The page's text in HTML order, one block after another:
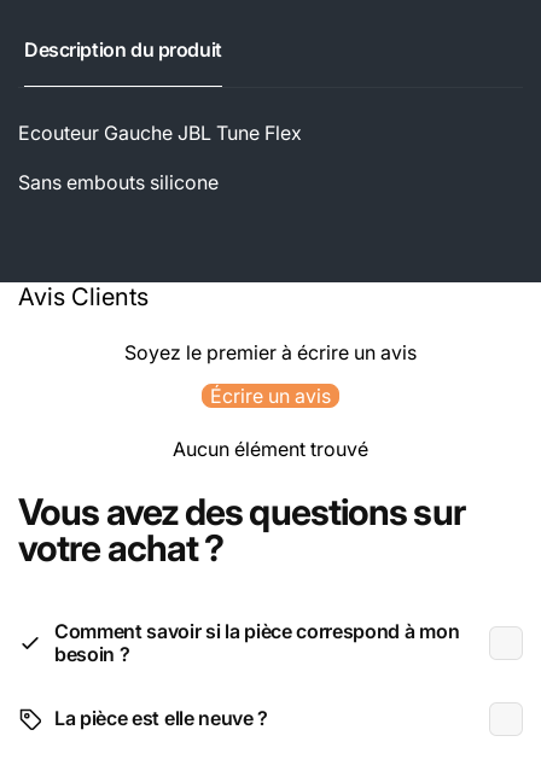
Description du produit
Ecouteur Gauche JBL Tune Flex
Sans embouts silicone
Avis Clients
Soyez le premier à écrire un avis
Écrire un avis
Aucun élément trouvé
Vous avez des questions sur
votre achat ?
Comment savoir si la pièce correspond à mon
besoin ?
La pièce est elle neuve ?